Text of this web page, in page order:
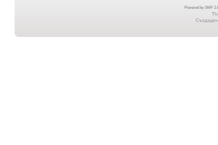
Powered by SMF